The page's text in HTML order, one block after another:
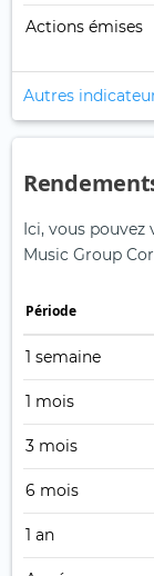
Actions émises
Autres
Ici, vous
Music Group
Période
1 semaine
1 mois
3 mois
6 mois
1 an